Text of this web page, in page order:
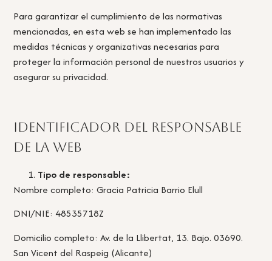
Para garantizar el cumplimiento de las normativas
mencionadas, en esta web se han implementado las
medidas técnicas y organizativas necesarias para
proteger la información personal de nuestros usuarios y
asegurar su privacidad.
Identificador del responsable
de la web
Tipo de responsable:
Nombre completo: Gracia Patricia Barrio Elull
DNI/NIE: 48535718Z
Domicilio completo: Av. de la Llibertat, 13. Bajo. 03690.
San Vicent del Raspeig (Alicante)